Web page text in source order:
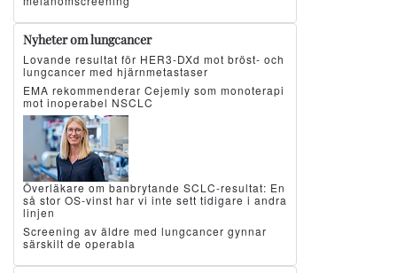
Nyheter om lungcancer
Lovande resultat för HER3-DXd mot bröst- och
lungcancer med hjärnmetastaser
EMA rekommenderar Cejemly som monoterapi
mot inoperabel NSCLC
Överläkare om banbrytande SCLC-resultat: En
så stor OS-vinst har vi inte sett tidigare i andra
linjen
Screening av äldre med lungcancer gynnar
särskilt de operabla